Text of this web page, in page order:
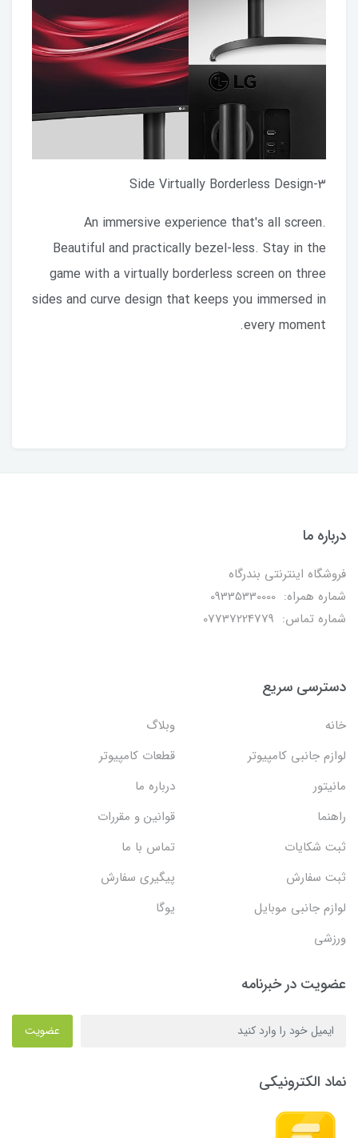
3-Side Virtually Borderless Design
An immersive experience that's all screen.
Beautiful and practically bezel-less. Stay in the
game with a virtually borderless screen on three
sides and curve design that keeps you immersed in
every moment.
درباره ما
فروشگاه اینترنتی بندرگاه
شماره همراه: 09335330000
شماره تماس: 07737224779
دسترسی سریع
خانه
وبلاگ
لوازم جانبی کامپیوتر
قطعات کامپیوتر
مانیتور
درباره ما
راهنما
قوانین و مقررات
ثبت شکایات
تماس با ما
ثبت سفارش
پیگیری سفارش
لوازم جانبی موبایل
یوگا
ورزشی
عضویت در خبرنامه
عضویت
نماد الکترونیکی